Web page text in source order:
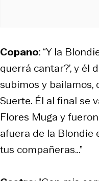
Copano: “Y la
querrá cantar?’, y él
subimos y bailamos,
Suerte. Él al final se
Flores Muga y
afuera de la Blondie
tus compañeras…”